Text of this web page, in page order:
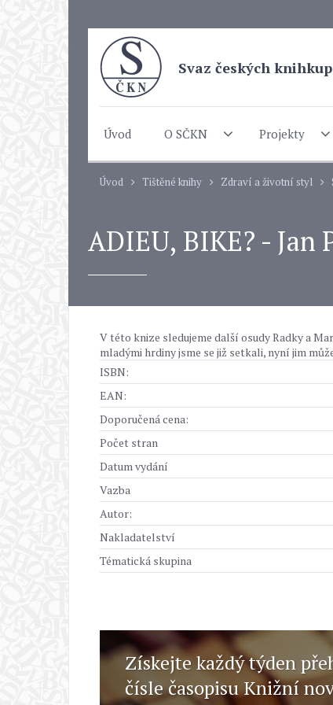
Svaz českých
Úvod O SČKN Projekty
Úvod Tištěné knihy Zdraví a životní styl
ADIEU, BIKE? - Jan
V této knize sledujeme další osudy Radky a
mladými hrdiny jsme se již setkali, nyní jim
ISBN:
EAN:
Doporučená cena:
Počet stran
Datum vydání
Vazba
Autor:
Nakladatelství
Tématická skupina
Získejte každý týden
čísle časopisu Knižní